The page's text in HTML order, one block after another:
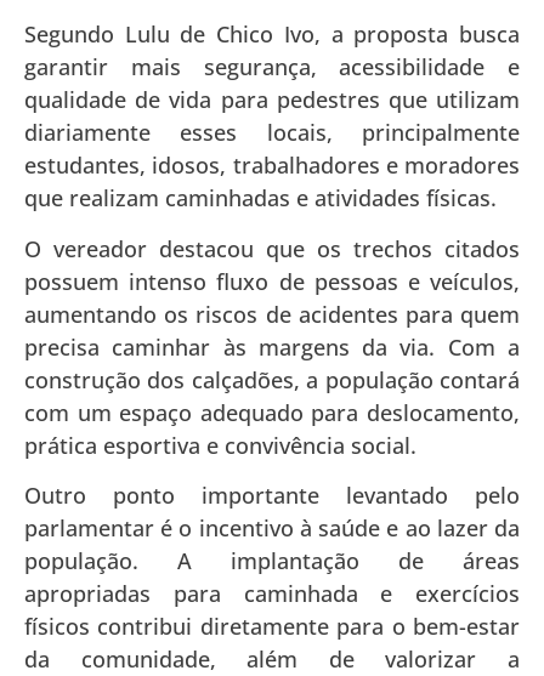
Segundo Lulu de Chico Ivo, a proposta busca
garantir mais segurança, acessibilidade e
qualidade de vida para pedestres que utilizam
diariamente esses locais, principalmente
estudantes, idosos, trabalhadores e moradores
que realizam caminhadas e atividades físicas.
O vereador destacou que os trechos citados
possuem intenso fluxo de pessoas e veículos,
aumentando os riscos de acidentes para quem
precisa caminhar às margens da via. Com a
construção dos calçadões, a população contará
com um espaço adequado para deslocamento,
prática esportiva e convivência social.
Outro ponto importante levantado pelo
parlamentar é o incentivo à saúde e ao lazer da
população. A implantação de áreas
apropriadas para caminhada e exercícios
físicos contribui diretamente para o bem-estar
da comunidade, além de valorizar a